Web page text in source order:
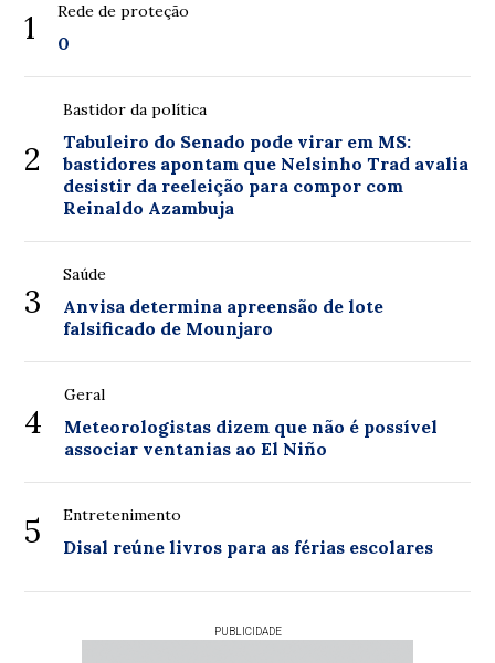
1 Rede de proteção
0
2
Bastidor da política
Tabuleiro do Senado pode virar em MS:
bastidores apontam que Nelsinho Trad avalia
desistir da reeleição para compor com
Reinaldo Azambuja
3
Saúde
Anvisa determina apreensão de lote
falsificado de Mounjaro
4
Geral
Meteorologistas dizem que não é possível
associar ventanias ao El Niño
5 Entretenimento
Disal reúne livros para as férias escolares
PUBLICIDADE